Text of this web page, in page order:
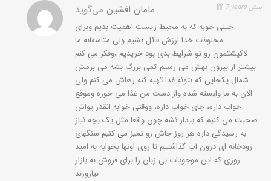
1 5
مامان افشین می‌گوید 7 years پیش
خیلی خوبه که به محیط زیست اهمیت بدیم وبرای
مخلوقات خدا ارزش قائل بشیم.ولی متاسفانه ما
لاکپشتمون رو تو شرایط بدی بود خریدیم ،وفکر می کنم
بیشتر از بیرون بهش می رسیم کمی بزرگ بشه می برمش
شمال یکجایی که بتونه غذا تهیه کنه رهاش می کنم ولی
الان به ما وابسته شده واز دست من غذا می خوره وموقع
خواب داره، جای خواب داره، ووقتی خوابه انقدر یواش
صحبت می کنیم که بیدار نشه چون واقعا مثل یک بچه نیاز
به رسیدگی داره هر روز جاش رو تمیز می کنیم سنگهای
رودخانه ای درون آب گذاشتیم تا روی اونها بخوابه به امید
روزی که این موجودات بی زبان را برای فروش به بازار
نیارورند